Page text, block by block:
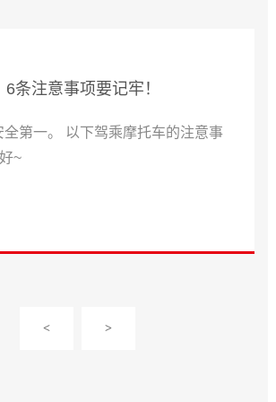
条注意事项要记牢！
乘摩托车的注意事
好~
< >